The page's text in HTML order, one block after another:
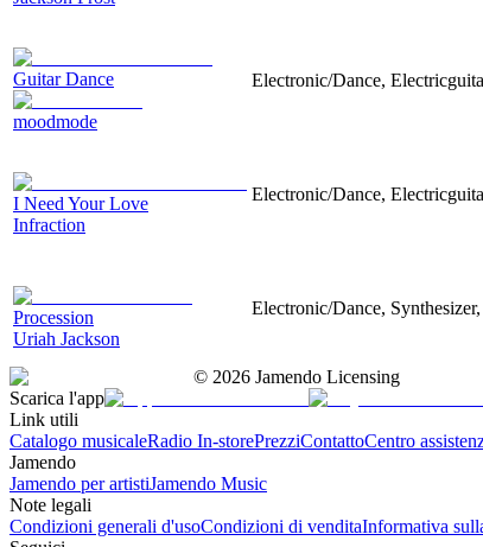
Guitar Dance
moodmode
Electronic/Dance,
I Need Your Love
Infraction
Electronic/Dance,
Procession
Uriah Jackson
Electronic/Dance,
© 2026 Jamendo Licensing
Scarica l'app
Link utili
Catalogo musicaleRadio In-storePrezziContattoCentro
Jamendo
Jamendo per artistiJamendo Music
Note legali
Condizioni generali d'usoCondizioni di venditaInformativa